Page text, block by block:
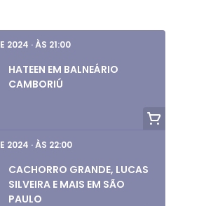
2024 ·ÀS 21:00
HATEEN EM BALNEÁRIO
CAMBORIÚ
2024 ·ÀS 22:00
CACHORRO GRANDE, LUCAS
SILVEIRA E MAIS EM SÃO
PAULO